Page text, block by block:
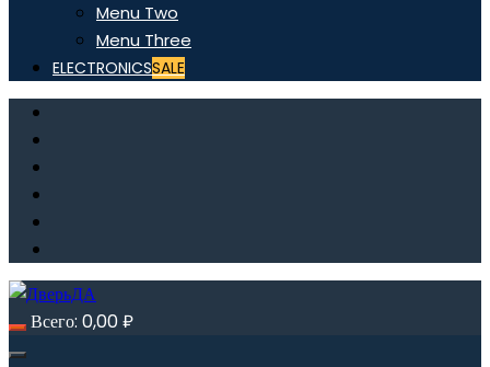
Menu Two
Menu Three
ELECTRONICSSALE
Всего: 0,00₽